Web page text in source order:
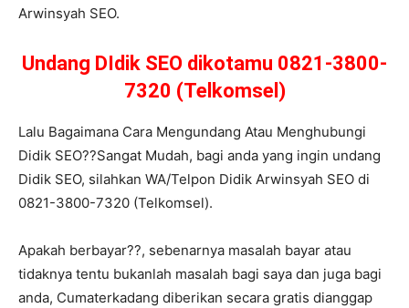
Arwinsyah SEO.
Undang DIdik SEO dikotamu 0821-3800-
7320 (Telkomsel)
Lalu Bagaimana Cara Mengundang Atau Menghubungi
Didik SEO??Sangat Mudah, bagi anda yang ingin undang
Didik SEO, silahkan WA/Telpon Didik Arwinsyah SEO di
0821-3800-7320 (Telkomsel).
Apakah berbayar??, sebenarnya masalah bayar atau
tidaknya tentu bukanlah masalah bagi saya dan juga bagi
anda, Cumaterkadang diberikan secara gratis dianggap